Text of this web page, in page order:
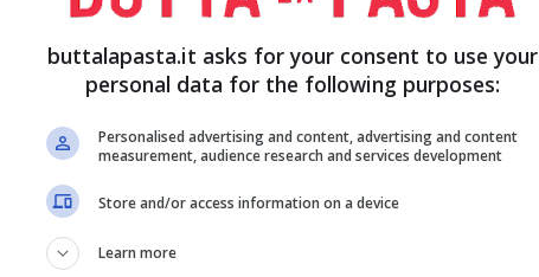
buttalapasta.it asks for your consent to use your
personal data for the following purposes:
Personalised advertising and content, advertising and content
measurement, audience research and services development
Store and/or access information on a device
Learn more